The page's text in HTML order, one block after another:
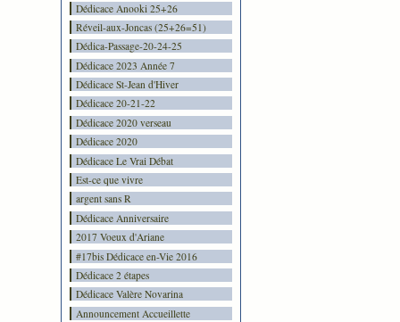
Dédicace Anooki 25+26
Réveil-aux-Joncas (25+26=51)
Dédica-Passage-20-24-25
Dédicace 2023 Année 7
Dédicace St-Jean d'Hiver
Dédicace 20-21-22
Dédicace 2020 verseau
Dédicace 2020
Dédicace Le Vrai Débat
Est-ce que vivre
argent sans R
Dédicace Anniversaire
2017 Voeux d'Ariane
#17bis Dédicace en-Vie 2016
Dédicace 2 étapes
Dédicace Valère Novarina
Announcement Accueillette